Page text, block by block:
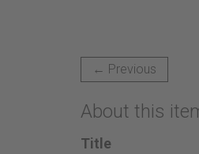
← Previous
About this
Title